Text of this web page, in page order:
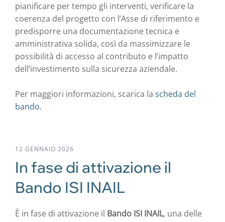
pianificare per tempo gli interventi, verificare la
coerenza del progetto con l’Asse di riferimento e
predisporre una documentazione tecnica e
amministrativa solida, così da massimizzare le
possibilità di accesso al contributo e l’impatto
dell’investimento sulla sicurezza aziendale.
Per maggiori informazioni, scarica la scheda del
bando.
12 GENNAIO 2026
In fase di attivazione il
Bando ISI INAIL
È in fase di attivazione il Bando ISI INAIL, una delle